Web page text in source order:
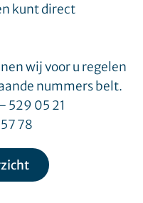
kunt direct
wij voor u regelen
nummers belt.
529 05 21
78